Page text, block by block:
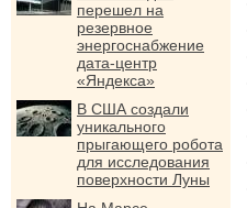
перешел на
резервное
энергоснабжение
дата-центр
«Яндекса»
В США создали
уникального
прыгающего робота
для исследования
поверхности Луны